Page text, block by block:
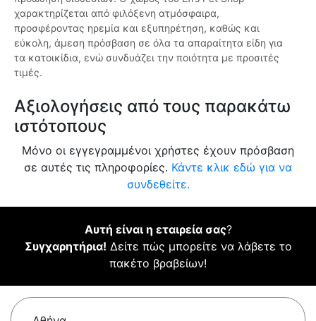
χαρακτηρίζεται από φιλόξενη ατμόσφαιρα,
προσφέροντας ηρεμία και εξυπηρέτηση, καθώς και
εύκολη, άμεση πρόσβαση σε όλα τα απαραίτητα είδη για
τα κατοικίδια, ενώ συνδυάζει την ποιότητα με προσιτές
τιμές.
Αξιολογήσεις από τους παρακάτω
ιστότοπους
Μόνο οι εγγεγραμμένοι χρήστες έχουν πρόσβαση
σε αυτές τις πληροφορίες. Κάντε κλικ εδώ για να
συνδεθείτε.
Αυτή είναι η εταιρεία σας?
Συγχαρητήρια! Δείτε πώς μπορείτε να λάβετε το
πακέτο βραβείων!